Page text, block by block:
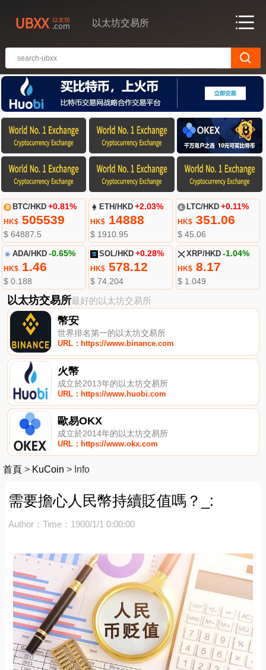
以太坊交易所
BTC/HKD +0.81%
HK$505539
$ 64887.5
ETH/HKD +2.03%
HK$ 14888
$ 1910.95
LTC/HKD +0.11%
HK$351.06
$ 45.06
ADA/HKD -0.65%
HK$1.46
$ 0.188
SOL/HKD +0.28%
HK$ 578.12
$ 74.204
XRP/HKD -1.04%
HK$8.17
$ 1.049
以太坊交易所最好的以太坊交易所
幣安
世界排名第一的以太坊交易所
URL：https://www.binance.com
火幣
成立於2013年的以太坊交易所
URL：https://www.huobi.com
歐易OKX
成立於2014年的以太坊交易所
URL：https://www.okx.com
首頁 > KuCoin > Info
需要擔心人民幣持續貶值嗎？_:
Author： Time：1900/1/1 0:00:00